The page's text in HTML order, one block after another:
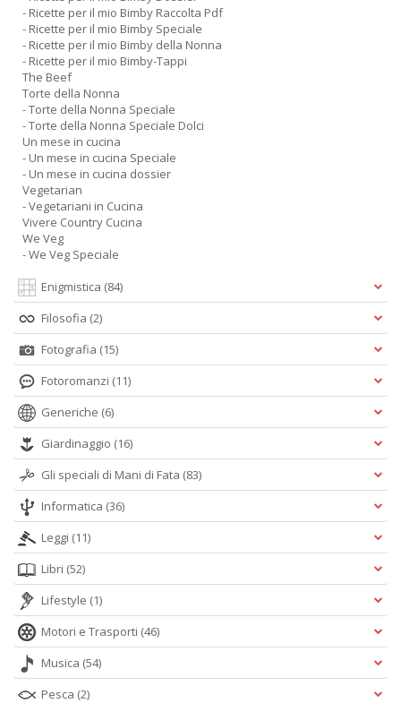
- Ricette per il mio Bimby Raccolta Pdf
- Ricette per il mio Bimby Speciale
- Ricette per il mio Bimby della Nonna
- Ricette per il mio Bimby-Tappi
The Beef
Torte della Nonna
- Torte della Nonna Speciale
- Torte della Nonna Speciale Dolci
Un mese in cucina
- Un mese in cucina Speciale
- Un mese in cucina dossier
Vegetarian
- Vegetariani in Cucina
Vivere Country Cucina
We Veg
- We Veg Speciale
Enigmistica (84)
Filosofia (2)
Fotografia (15)
Fotoromanzi (11)
Generiche (6)
Giardinaggio (16)
Gli speciali di Mani di Fata (83)
Informatica (36)
Leggi (11)
Libri (52)
Lifestyle (1)
Motori e Trasporti (46)
Musica (54)
Pesca (2)